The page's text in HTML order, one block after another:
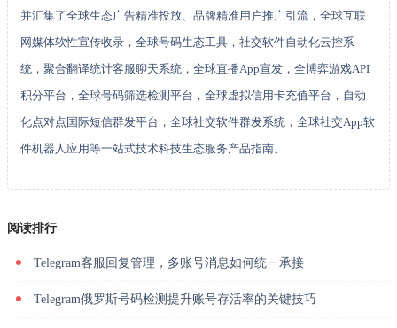
并汇集了全球生态广告精准投放、品牌精准用户推广引流，全球互联
网媒体软性宣传收录，全球号码生态工具，社交软件自动化云控系
统，聚合翻译统计客服聊天系统，全球直播App宣发，全博弈游戏API
积分平台，全球号码筛选检测平台，全球虚拟信用卡充值平台，自动
化点对点国际短信群发平台，全球社交软件群发系统，全球社交App软
件机器人应用等一站式技术科技生态服务产品指南。
阅读排行
Telegram客服回复管理，多账号消息如何统一承接
Telegram俄罗斯号码检测提升账号存活率的关键技巧